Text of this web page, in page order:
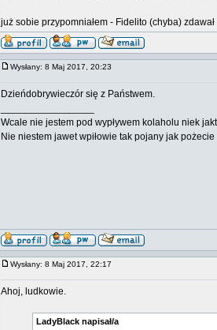
już sobie przypomniałem - Fidelito (chyba)
Wysłany: 8 Maj 2017, 20:23
Dzieńdobrywieczór się z Państwem.
Wcale nie jestem pod wypływem kolaholu niek
Nie niestem jawet wpiłowie tak pojany jak
Wysłany: 8 Maj 2017, 22:17
Ahoj, ludkowie.
LadyBlack napisał/a